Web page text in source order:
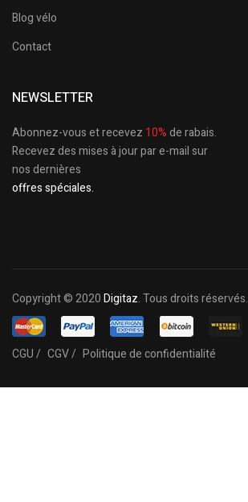
Blog vélo
Contact
NEWSLETTER
Abonnez-vous et recevez 10%de rabais.
Recevez des mises à jour par e-mail sur
nos dernières
offres spéciales.
Copyright © 2020Digitaz. Tous droits réservés.
CGU / CGV / Politique de confidentialité